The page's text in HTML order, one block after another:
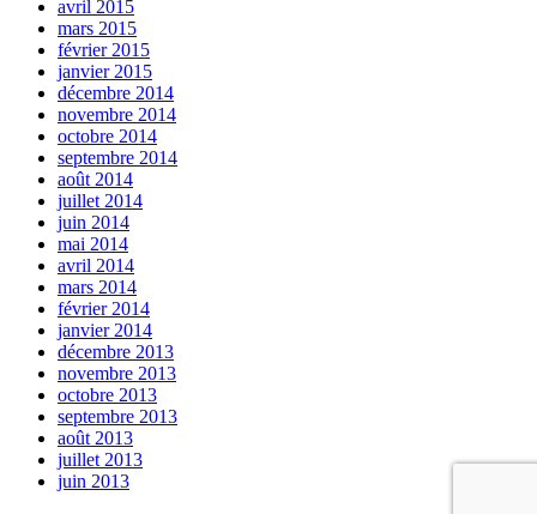
avril 2015
mars 2015
février 2015
janvier 2015
décembre 2014
novembre 2014
octobre 2014
septembre 2014
août 2014
juillet 2014
juin 2014
mai 2014
avril 2014
mars 2014
février 2014
janvier 2014
décembre 2013
novembre 2013
octobre 2013
septembre 2013
août 2013
juillet 2013
juin 2013